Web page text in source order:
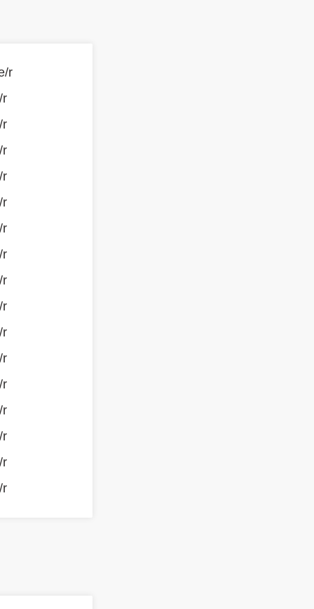
r
r
r
r
r
r
r
r
r
r
r
r
r
r
r
r
r